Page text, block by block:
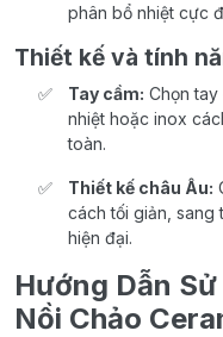
phân bổ nhiệt cực
Thiết kế và tính
Tay cầm: Chọn
nhiệt hoặc inox
toàn.
Thiết kế châu Âu:
cách tối giản, sang
hiện đại.
Hướng Dẫn
Nồi Chảo